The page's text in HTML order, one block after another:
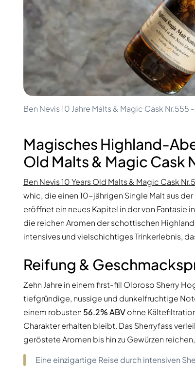
200-500€
Kommende Veröffentlichungen
Kollektionen
Kundenfavoriten
Rar & Sammlerstück
Limitierte Auflagen
Geschlossene Brennerei
Süßer Whisky
Diplomatico
Don Julio
Gin Mare
Mangabeiras
Hennessy
Martell
Monkey 47
Remy Martin
Ron Zacapa
Ben Nevis 10 Jahre Malts & Magic Cask
Magisches Highland-
Old Malts & Magic Cask
Ben Nevis 10 Years Old Malts & Magic Cask
whic, die einen 10-jährigen Single Malt aus
eröffnet ein neues Kapitel in der von Fantasie
die reichen Aromen der schottischen
intensives und vielschichtiges Trinkerlebnis,
Reifung &
Zehn Jahre in einem first-fill Oloroso Sherry
tiefgründige, nussige und dunkelfruchtige
einem robusten 56.2% ABVohne
Charakter erhalten bleibt. Das Sherryfass
geröstete Aromen bis hin zu Gewürzen
Eine einzigartige Reise durch intensiven